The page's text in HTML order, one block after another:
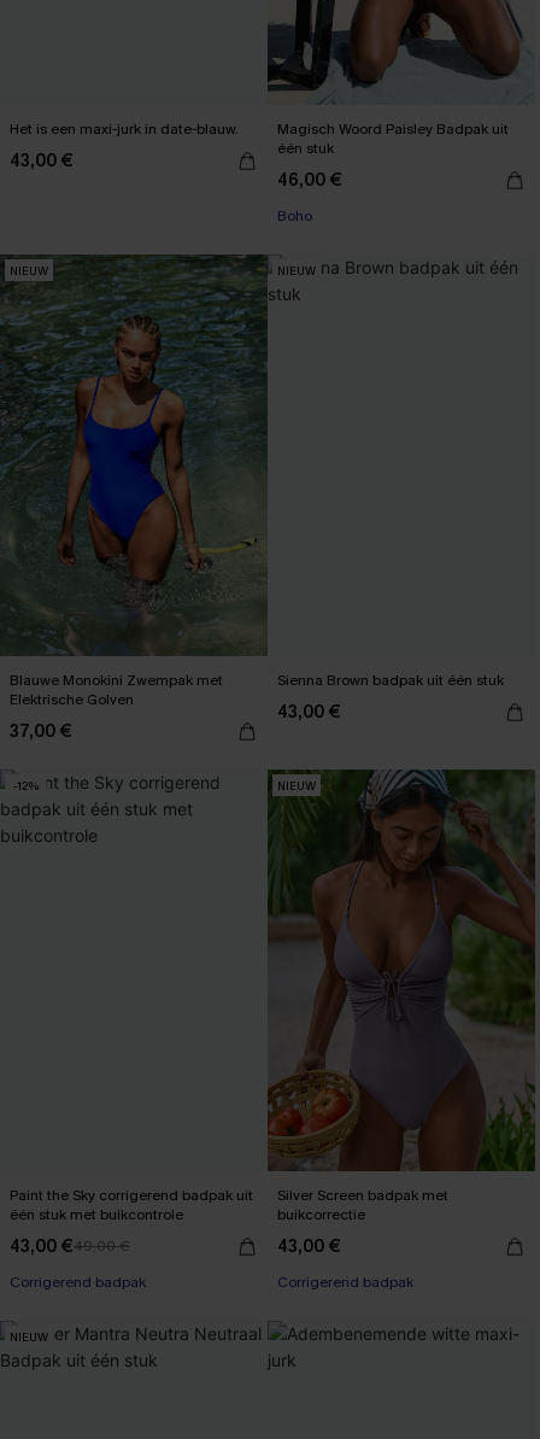
Het is een maxi-jurk in date-blauw.
43,00 €
Magisch Woord Paisley Badpak uit
één stuk
46,00 €
Boho
NIEUW
Blauwe Monokini Zwempak met
Elektrische Golven
37,00 €
NIEUW
Sienna Brown badpak uit één stuk
43,00 €
-12%
Paint the Sky corrigerend badpak uit
één stuk met buikcontrole
43,00 €49,00 €
Corrigerend badpak
NIEUW
Silver Screen badpak met
buikcorrectie
43,00 €
Corrigerend badpak
NIEUW